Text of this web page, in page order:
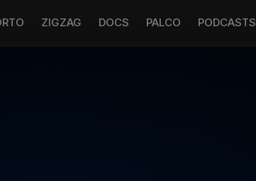
ZIGZAG DOCS PALCO PODCASTS